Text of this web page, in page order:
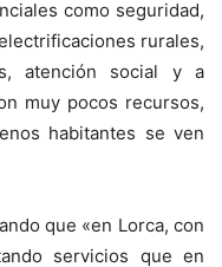
como seguridad,
rurales,
atención social y a
muy pocos recursos,
habitantes se ven
que «en Lorca, con
servicios que en